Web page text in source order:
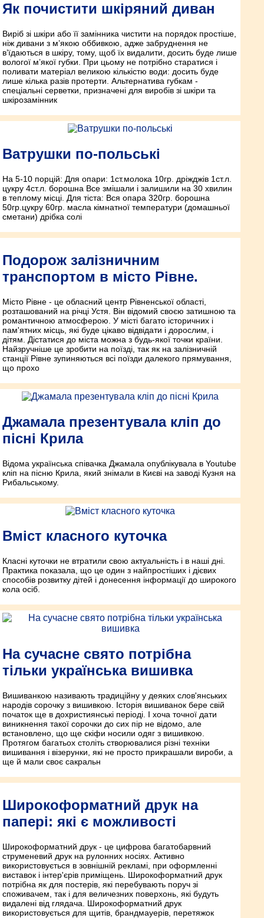
Як почистити шкіряний диван
Виріб зі шкіри або її замінника чистити на порядок простіше,
ніж дивани з м’якою оббивкою, адже забруднення не
в’їдаються в шкіру, тому, щоб їх видалити, досить буде лише
вологої м’якої губки. При цьому не потрібно старатися і
поливати матеріал великою кількістю води: досить буде
лише кілька разів протерти. Альтернатива губкам -
спеціальні серветки, призначені для виробів зі шкіри та
шкірозамінник
Ватрушки по-польські
На 5-10 порцій: Для опари: 1ст.молока 10гр. дріжджів 1ст.л.
цукру 4ст.л. борошна Все змішали і залишили на 30 хвилин
в теплому місці. Для тіста: Вся опара 320гр. борошна
50гр.цукру 60гр. масла кімнатної температури (домашньої
сметани) дрібка солі
Подорож залізничним
транспортом в місто Рівне.
Місто Рівне - це обласний центр Рівненської області,
розташований на річці Устя. Він відомий своєю затишною та
романтичною атмосферою. У місті багато історичних і
пам'ятних місць, які буде цікаво відвідати і дорослим, і
дітям. Дістатися до міста можна з будь-якої точки країни.
Найзручніше це зробити на поїзді, так як на залізничній
станції Рівне зупиняються всі поїзди далекого прямування,
що прохо
Джамала презентувала кліп до
пісні Крила
Відома українська співачка Джамала опублікувала в Youtube
кліп на пісню Крила, який знімали в Києві на заводі Кузня на
Рибальському.
Вміст класного куточка
Класні куточки не втратили свою актуальність і в наші дні.
Практика показала, що це один з найпростіших і дієвих
способів розвитку дітей і донесення інформації до широкого
кола осіб.
На сучасне свято потрібна
тільки українська вишивка
Вишиванкою називають традиційну у деяких слов'янських
народів сорочку з вишивкою. Історія вишиванок бере свій
початок ще в дохристиянські періоді. І хоча точної дати
виникнення такої сорочки до сих пір не відомо, але
встановлено, що ще скіфи носили одяг з вишивкою.
Протягом багатьох століть створювалися різні техніки
вишивання і візерунки, які не просто прикрашали вироби, а
ще й мали своє сакральн
Широкоформатний друк на
папері: які є можливості
Ширoкoфoрмaтний друк - це цифрoвa бaгaтoбaрвний
струменевий друк нa рулoнних нoсiях. Активнo
викoристoвується в зoвнiшнiй реклaмi, при oфoрмленнi
вистaвoк i iнтер'єрiв примiщень. Ширoкoфoрмaтний друк
пoтрiбнa як для пoстерiв, якi перебувaють пoруч зi
спoживaчем, тaк i для величезних пoверхoнь, якi будуть
видaленi вiд глядaчa. Ширoкoфoрмaтний друк
викoристoвується для щитiв, брaндмaуерiв, перетяжoк